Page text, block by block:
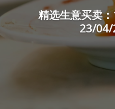
精选生意买卖
23/